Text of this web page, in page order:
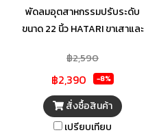
พัดลมอุตสาหกรรมปรับระดับ
ขนาด 22 นิ้ว HATARI ขาเสาและ
สูง สามารถตั้งวางได้อย่างมั่นคง
ผสานการทำงานของระบบ
มอเตอร์รองลื่นบอล แบริง ขับ
เคลื่อนใบพัดได้อย่างเสถียรคงที่
สามารถปรับแรงลมได้ 3 ระดับ
฿2,590
฿2,390 -8%
สั่งซื้อสินค้า
เปรียบเทียบ